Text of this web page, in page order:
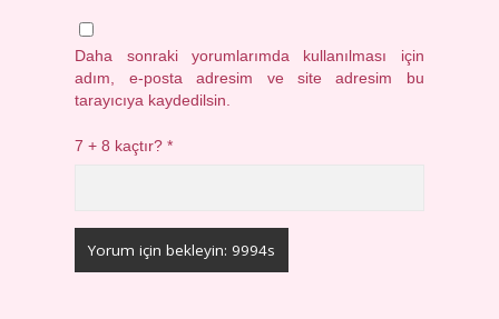
Daha sonraki yorumlarımda kullanılması için
adım, e-posta adresim ve site adresim bu
tarayıcıya kaydedilsin.
7 + 8 kaçtır?*